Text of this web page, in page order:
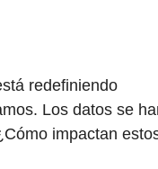
redefiniendo
Los datos se
impactan